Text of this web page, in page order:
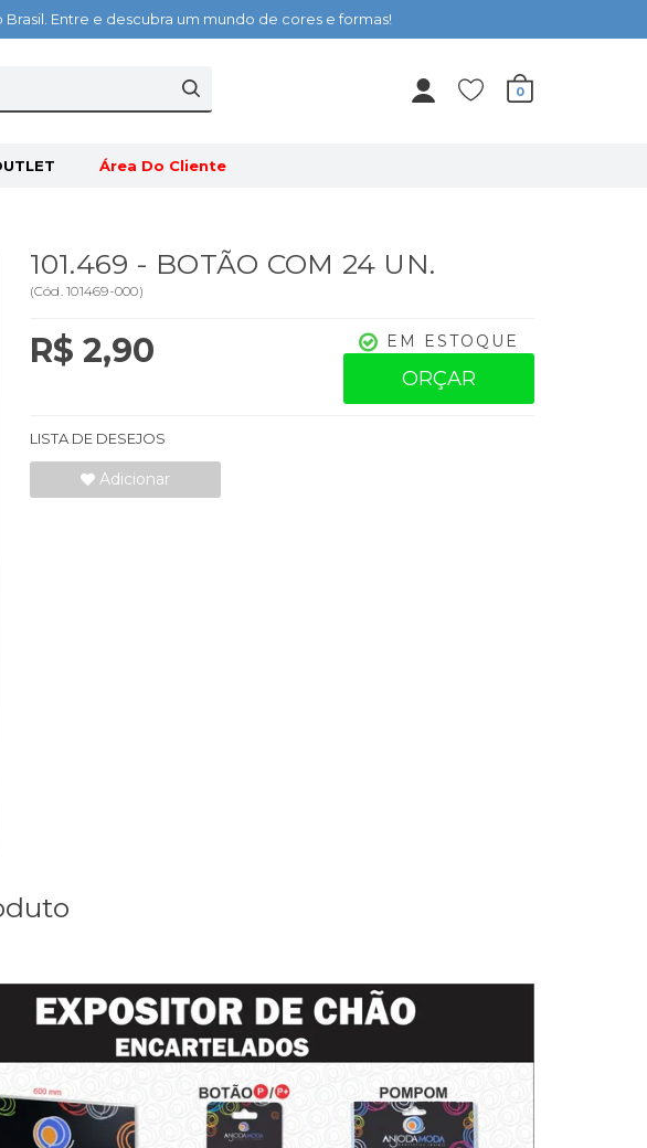
Entre e descubra um mundo de cores e formas!
0
Área Do Cliente
101.469 - BOTÃO COM 24 UN.
(Cód. 101469-000)
R$ 2,90 EM ESTOQUE
ORÇAR
LISTA DE DESEJOS
Adicionar